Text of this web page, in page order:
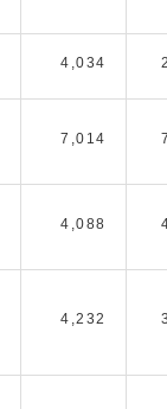
4,034
7,014
4,088
4,232